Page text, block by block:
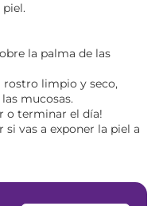
la palma de las
rostro limpio y seco,
mucosas.
o terminar el día!
vas a exponer la piel a